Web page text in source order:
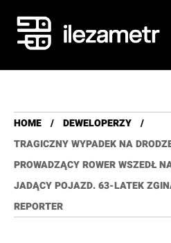
HOME
DEWELOPERZY
TRAGICZNY WYPADEK NA
PROWADZĄCY ROWER WSZEDŁ
JADĄCY POJAZD. 63-LATEK
REPORTER